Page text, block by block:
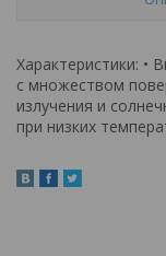
Характеристики: •
с множеством
излучения и
при низких